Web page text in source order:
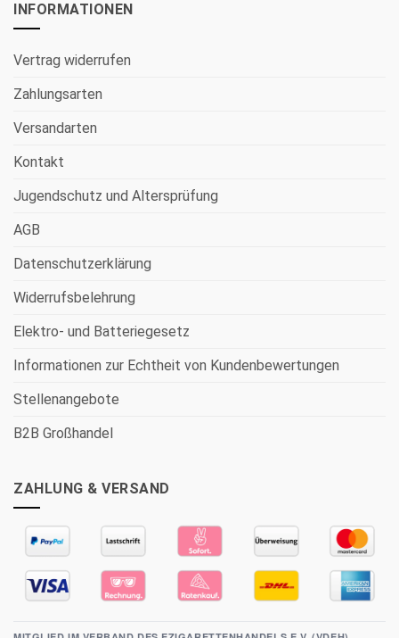
INFORMATIONEN
Vertrag widerrufen
Zahlungsarten
Versandarten
Kontakt
Jugendschutz und Altersprüfung
AGB
Datenschutzerklärung
Widerrufsbelehrung
Elektro- und Batteriegesetz
Informationen zur Echtheit von Kundenbewertungen
Stellenangebote
B2B Großhandel
ZAHLUNG & VERSAND